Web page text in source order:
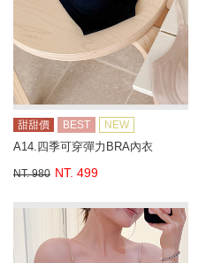
甜甜價 BEST NEW
A14.四季可穿彈力BRA內衣
NT. 980 NT. 499